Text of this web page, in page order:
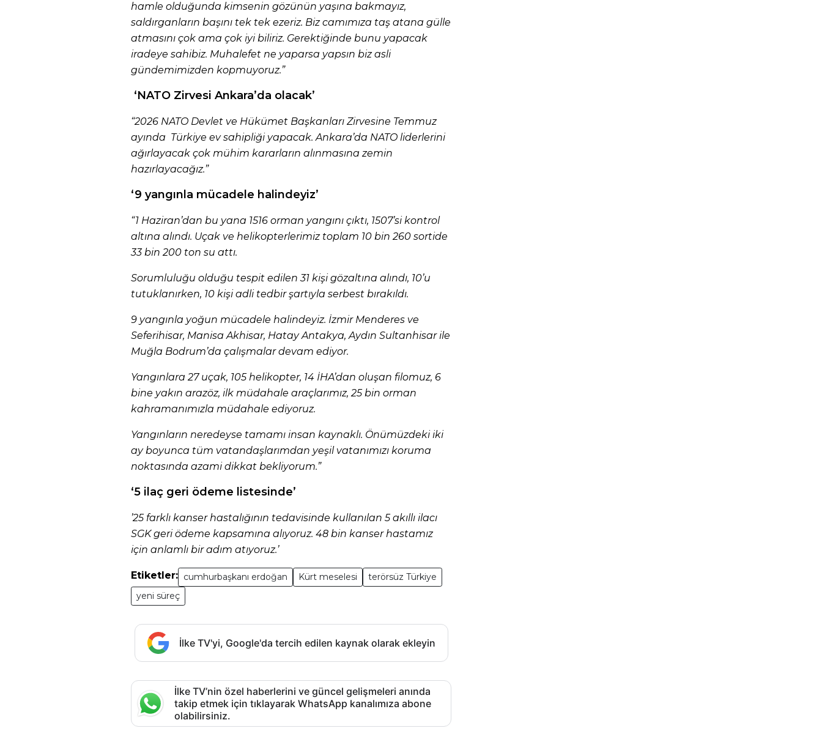
hamle olduğunda kimsenin gözünün yaşına bakmayız,
saldırganların başını tek tek ezeriz. Biz camımıza taş atana gülle
atmasını çok ama çok iyi biliriz. Gerektiğinde bunu yapacak
iradeye sahibiz. Muhalefet ne yaparsa yapsın biz asli
gündemimizden kopmuyoruz.”
‘NATO Zirvesi Ankara’da olacak’
“2026 NATO Devlet ve Hükümet Başkanları Zirvesine Temmuz
ayında Türkiye ev sahipliği yapacak. Ankara’da NATO liderlerini
ağırlayacak çok mühim kararların alınmasına zemin
hazırlayacağız.”
‘9 yangınla mücadele halindeyiz’
“1 Haziran’dan bu yana 1516 orman yangını çıktı, 1507’si kontrol
altına alındı. Uçak ve helikopterlerimiz toplam 10 bin 260 sortide
33 bin 200 ton su attı.
Sorumluluğu olduğu tespit edilen 31 kişi gözaltına alındı, 10’u
tutuklanırken, 10 kişi adli tedbir şartıyla serbest bırakıldı.
9 yangınla yoğun mücadele halindeyiz. İzmir Menderes ve
Seferihisar, Manisa Akhisar, Hatay Antakya, Aydın Sultanhisar ile
Muğla Bodrum’da çalışmalar devam ediyor.
Yangınlara 27 uçak, 105 helikopter, 14 İHA’dan oluşan filomuz, 6
bine yakın arazöz, ilk müdahale araçlarımız, 25 bin orman
kahramanımızla müdahale ediyoruz.
Yangınların neredeyse tamamı insan kaynaklı. Önümüzdeki iki
ay boyunca tüm vatandaşlarımdan yeşil vatanımızı koruma
noktasında azami dikkat bekliyorum.”
‘5 ilaç geri ödeme listesinde’
’25 farklı kanser hastalığının tedavisinde kullanılan 5 akıllı ilacı
SGK geri ödeme kapsamına alıyoruz. 48 bin kanser hastamız
için anlamlı bir adım atıyoruz.’
Etiketler: cumhurbaşkanı erdoğan Kürt meselesi
terörsüz Türkiye
yeni süreç
İlke TV'yi, Google'da tercih edilen kaynak olarak ekleyin
İlke TV’nin özel haberlerini ve güncel gelişmeleri anında
takip etmek için tıklayarak WhatsApp kanalımıza abone
olabilirsiniz.